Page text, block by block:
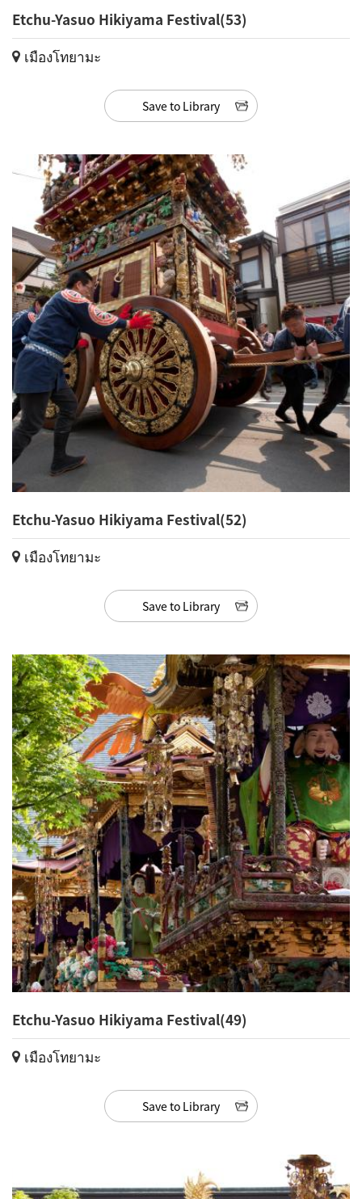
Etchu-Yasuo Hikiyama Festival(53)
เมืองโทยามะ
Save to Library
Etchu-Yasuo Hikiyama Festival(52)
เมืองโทยามะ
Save to Library
Etchu-Yasuo Hikiyama Festival(49)
เมืองโทยามะ
Save to Library